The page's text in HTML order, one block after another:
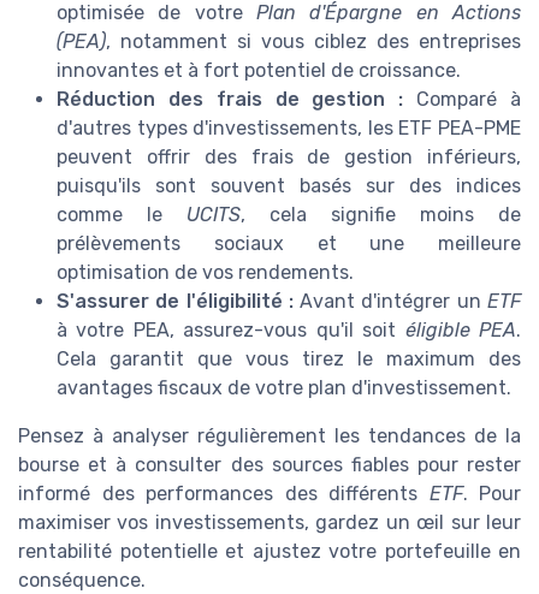
optimisée de votre Plan d'Épargne en Actions
(PEA), notamment si vous ciblez des entreprises
innovantes et à fort potentiel de croissance.
Réduction des frais de gestion : Comparé à
d'autres types d'investissements, les ETF PEA-PME
peuvent offrir des frais de gestion inférieurs,
puisqu'ils sont souvent basés sur des indices
comme le UCITS, cela signifie moins de
prélèvements sociaux et une meilleure
optimisation de vos rendements.
S'assurer de l'éligibilité :Avant d'intégrer unETF
à votre PEA, assurez-vous qu'il soit éligible PEA.
Cela garantit que vous tirez le maximum des
avantages fiscaux de votre plan d'investissement.
Pensez à analyser régulièrement les tendances de la
bourse et à consulter des sources fiables pour rester
informé des performances des différents ETF. Pour
maximiser vos investissements, gardez un œil sur leur
rentabilité potentielle et ajustez votre portefeuille en
conséquence.